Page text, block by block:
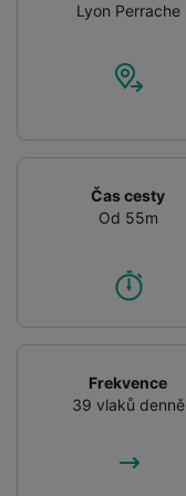
Lyon Perrache
Čas cesty
Od 55m
Frekvence
39 vlaků denně